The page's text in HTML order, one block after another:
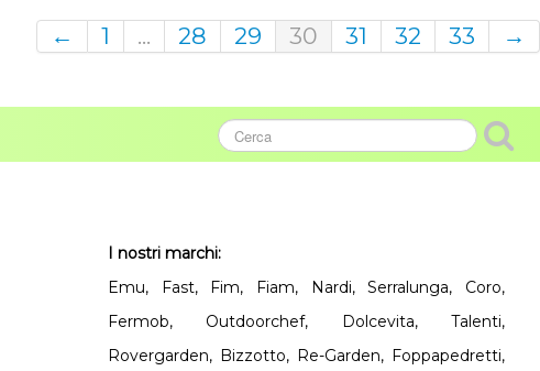
← 1 ... 28 29 30 31 32 33 →
I nostri marchi:
Emu, Fast, Fim, Fiam, Nardi, Serralunga, Coro,
Fermob, Outdoorchef, Dolcevita, Talenti,
Rovergarden, Bizzotto, Re-Garden, Foppapedretti,